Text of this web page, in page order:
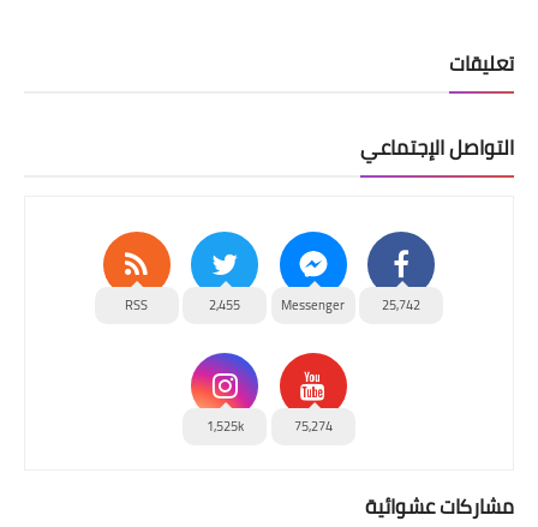
تعليقات
التواصل الإجتماعي
25,742
Messenger
2,455
RSS
75,274
1,525k
مشاركات عشوائية